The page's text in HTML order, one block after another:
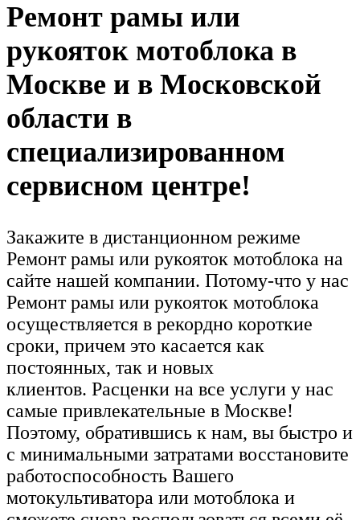
Ремонт рамы или
рукояток мотоблока в
Москве и в Московской
области в
специализированном
сервисном центре!
Закажите в дистанционном режиме
Ремонт рамы или рукояток мотоблока на
сайте нашей компании. Потому-что у нас
Ремонт рамы или рукояток мотоблока
осуществляется в рекордно короткие
сроки, причем это касается как
постоянных, так и новых
клиентов. Расценки на все услуги у нас
самые привлекательные в Москве!
Поэтому, обратившись к нам, вы быстро и
с минимальными затратами восстановите
работоспособность Вашего
мотокультиватора или мотоблока и